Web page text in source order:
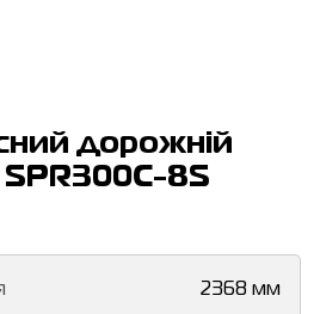
дорожній
8S
2368 мм